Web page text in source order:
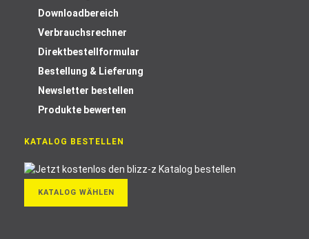
Downloadbereich
Verbrauchsrechner
Direktbestellformular
Bestellung & Lieferung
Newsletter bestellen
Produkte bewerten
KATALOG BESTELLEN
KATALOG WÄHLEN